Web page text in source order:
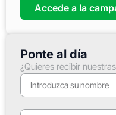
Accede a la
Ponte al día
¿Quieres recibir